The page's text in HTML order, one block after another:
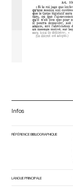
Infos
RÉFÉRENCE BIBLIOGRAPHIQUE
LANGUE PRINCIPALE